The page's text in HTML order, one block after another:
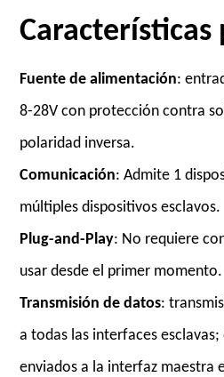
Características
Fuente de alimentación:
8-28V con protección contra
polaridad inversa.
Comunicación: Admite 1
múltiples dispositivos esclavos.
Plug-and-Play: No requiere
usar desde el primer momento.
Transmisión de datos:
a todas las interfaces
enviados a la interfaz maestra